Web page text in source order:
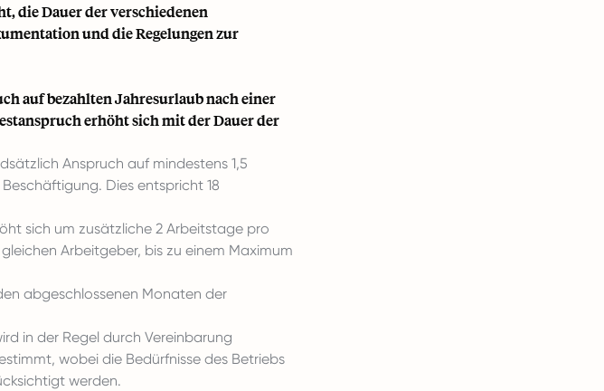
die Dauer der verschiedenen
und die Regelungen zur
auf bezahlten Jahresurlaub nach einer
erhöht sich mit der Dauer der
Anspruch auf mindestens 1,5
Dies entspricht 18
sich um zusätzliche 2 Arbeitstage pro
Arbeitgeber, bis zu einem Maximum
abgeschlossenen Monaten der
in der Regel durch Vereinbarung
wobei die Bedürfnisse des Betriebs
werden.